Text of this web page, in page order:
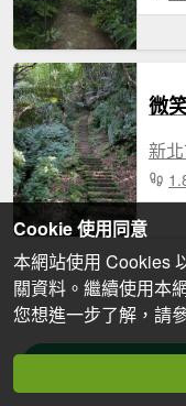
新
Cookie 使用同意
本網站使用 Cookies
關資料。繼續使用本
您想進一步了解，請